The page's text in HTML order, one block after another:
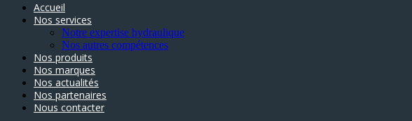
Accueil
Nos services
Notre expertise hydraulique
Nos autres compétences
Nos produits
Nos marques
Nos actualités
Nos partenaires
Nous contacter